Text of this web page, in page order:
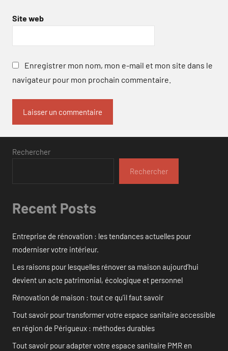
Site web
Enregistrer mon nom, mon e-mail et mon site dans le
navigateur pour mon prochain commentaire.
Rechercher
Rechercher
Recent Posts
Entreprise de rénovation : les tendances actuelles pour
moderniser votre intérieur.
Les raisons pour lesquelles rénover sa maison aujourd’hui
devient un acte patrimonial, écologique et personnel
Rénovation de maison : tout ce qu’il faut savoir
Tout savoir pour transformer votre espace sanitaire accessible
en région de Périgueux : méthodes durables
Tout savoir pour adapter votre espace sanitaire PMR en